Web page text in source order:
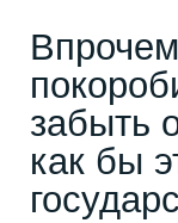
забыть
как бы